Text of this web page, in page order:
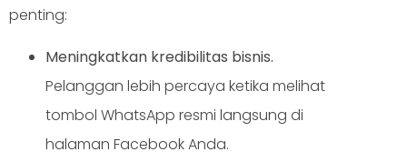
penting:
Meningkatkan kredibilitas bisnis.
Pelanggan lebih percaya ketika melihat
tombol WhatsApp resmi langsung di
halaman Facebook Anda.